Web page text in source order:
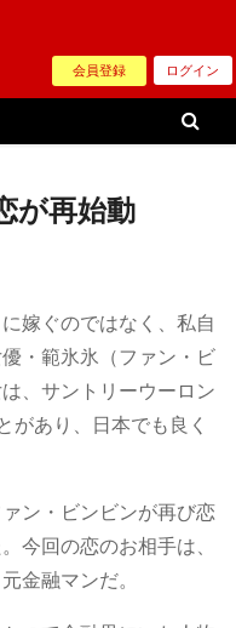
会員登録 ログイン
が再始動
嫁ぐのではなく、私自
・範氷氷（ファン・ビ
、サントリーウーロン
があり、日本でも良く
ン・ビンビンが再び恋
今回の恋のお相手は、
金融マンだ。